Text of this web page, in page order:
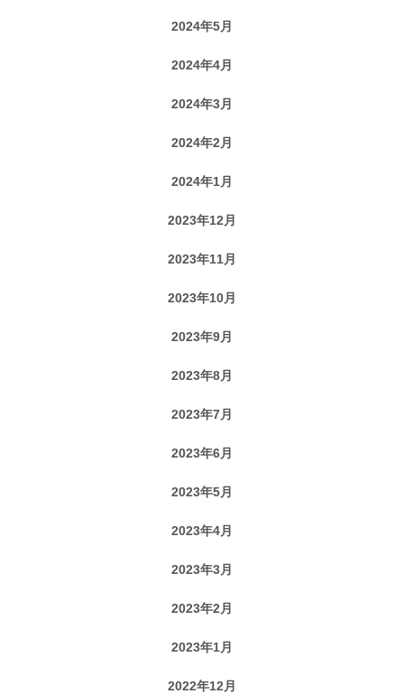
2024年5月
2024年4月
2024年3月
2024年2月
2024年1月
2023年12月
2023年11月
2023年10月
2023年9月
2023年8月
2023年7月
2023年6月
2023年5月
2023年4月
2023年3月
2023年2月
2023年1月
2022年12月